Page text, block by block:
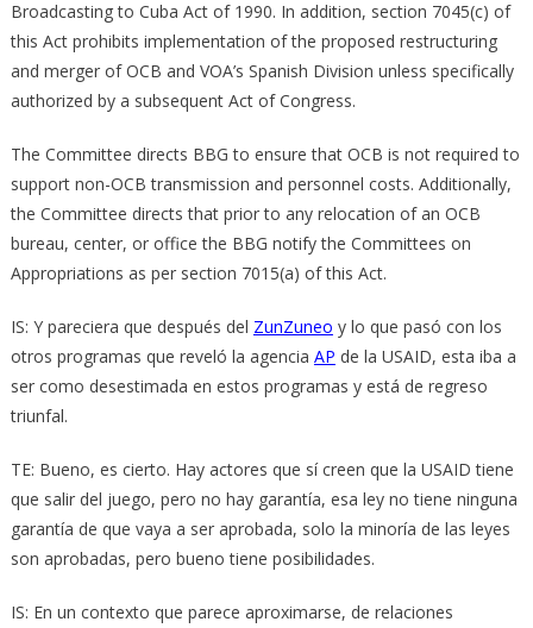
Broadcasting to Cuba Act of 1990. In addition, section 7045(c) of
this Act prohibits implementation of the proposed restructuring
and merger of OCB and VOA’s Spanish Division unless specifically
authorized by a subsequent Act of Congress.
The Committee directs BBG to ensure that OCB is not required to
support non-­OCB transmission and personnel costs. Additionally,
the Committee directs that prior to any relocation of an OCB
bureau, center, or office the BBG notify the Committees on
Appropriations as per section 7015(a) of this Act.
IS: Y pareciera que después del ZunZuneo y lo que pasó con los
otros programas que reveló la agencia AP de la USAID, esta iba a
ser como desestimada en estos programas y está de regreso
triunfal.
TE: Bueno, es cierto. Hay actores que sí creen que la USAID tiene
que salir del juego, pero no hay garantía, esa ley no tiene ninguna
garantía de que vaya a ser aprobada, solo la minoría de las leyes
son aprobadas, pero bueno tiene posibilidades.
IS: En un contexto que parece aproximarse, de relaciones